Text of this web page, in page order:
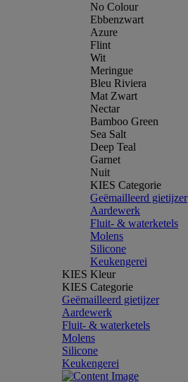
No Colour
Ebbenzwart
Azure
Flint
Wit
Meringue
Bleu Riviera
Mat Zwart
Nectar
Bamboo Green
Sea Salt
Deep Teal
Garnet
Nuit
KIES Categorie
Geëmailleerd gietijzer
Aardewerk
Fluit- & waterketels
Molens
Silicone
Keukengerei
KIES Kleur
KIES Categorie
Geëmailleerd gietijzer
Aardewerk
Fluit- & waterketels
Molens
Silicone
Keukengerei